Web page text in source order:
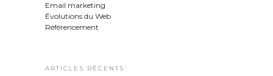
Email marketing
Évolutions du Web
Référencement
ARTICLES RÉCENTS